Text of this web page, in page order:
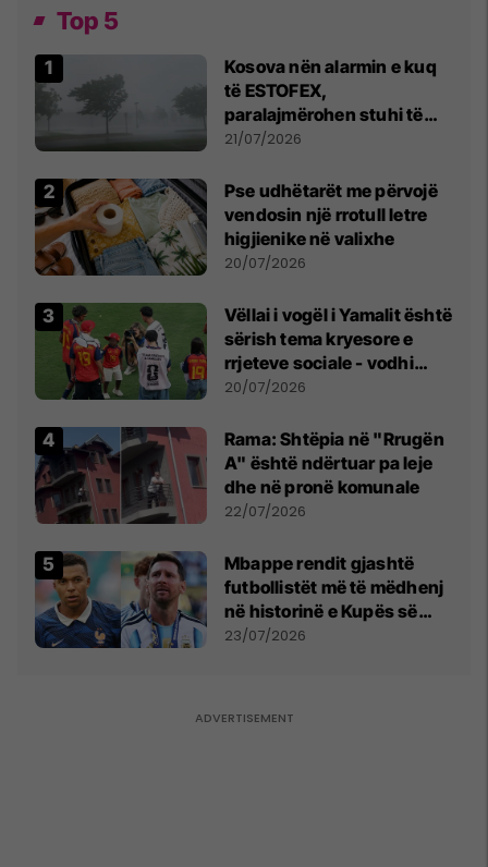
Top 5
Kosova nën alarmin e kuq
të ESTOFEX,
paralajmërohen stuhi të
fuqishme me breshër dhe
21/07/2026
Pse udhëtarët me përvojë
vendosin një rrotull letre
higjienike në valixhe
20/07/2026
Vëllai i vogël i Yamalit është
sërish tema kryesore e
rrjeteve sociale - vodhi
vëmendjen pas finales së
20/07/2026
Rama: Shtëpia në "Rrugën
A" është ndërtuar pa leje
dhe në pronë komunale
22/07/2026
Mbappe rendit gjashtë
futbollistët më të mëdhenj
në historinë e Kupës së
Botës, Messi mbetet i dyti
23/07/2026